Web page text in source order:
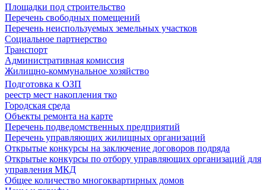
Площадки под строительство
Перечень свободных помещений
Перечень неиспользуемых земельных участков
Социальное партнерство
Транспорт
Административная комиссия
Жилищно-коммунальное хозяйство
Подготовка к ОЗП
реестр мест накопления тко
Городская среда
Объекты ремонта на карте
Перечень подведомственных предприятий
Перечень управляющих жилищных организаций
Открытые конкурсы на заключение договоров подряда
Открытые конкурсы по отбору управляющих организаций для
управления МКД
Общее количество многоквартирных домов